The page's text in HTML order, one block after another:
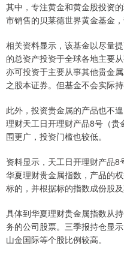
其中，专注黄金和黄金股投资
市销售的贝莱德世界黄金基金
相关资料显示，该基金以尽量
的总资产投资于全球各地主要
亦可投资于主要从事其他贵金
之股本证券。但基金不会实际持
此外，投资贵金属的产品也不
理财天工日开理财产品8号（
围更广，投资门槛也较低。
资料显示，天工日开理财产品
华夏理财贵金属指数，产品的
标的，并根据标的指数成份股
具体到华夏理财贵金属指数从
务的公司股票。三季报持仓显
山金国际等个股比例较高。